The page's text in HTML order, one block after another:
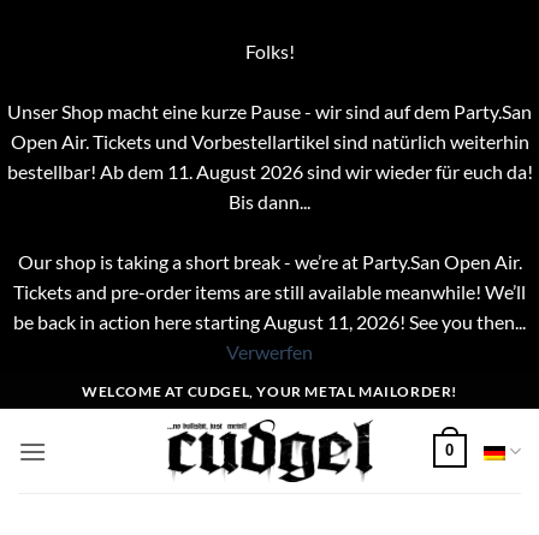
Folks!
Unser Shop macht eine kurze Pause - wir sind auf dem Party.San
Open Air. Tickets und Vorbestellartikel sind natürlich weiterhin
bestellbar! Ab dem 11. August 2026 sind wir wieder für euch da!
Bis dann...
Our shop is taking a short break - we’re at Party.San Open Air.
Tickets and pre-order items are still available meanwhile! We’ll
be back in action here starting August 11, 2026! See you then...
Verwerfen
Inhalt
springen
WELCOME AT CUDGEL, YOUR METAL MAILORDER!
0